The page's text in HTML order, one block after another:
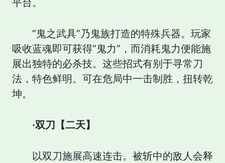
平台。
“鬼之武具”乃鬼族打造的特殊兵器。玩家
吸收蓝魂即可获得“鬼力”，而消耗鬼力便能施
展出独特的必杀技。这些招式有别于寻常刀
法，特色鲜明。可在危局中一击制胜，扭转乾
坤。
·双刀【二天】
以双刀施展高速连击。被斩中的敌人会释